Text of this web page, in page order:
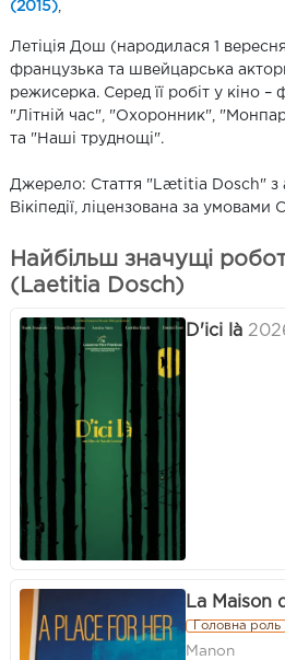
(2015)
Летіція Дош (народилася 1
французька та швейцарська
режисерка. Серед її робіт у кіно –
"Літній час", "Охоронник",
та "Наші труднощі".
Джерело: Стаття "Lætitia Dosch" з
Вікіпедії, ліцензована за умовами
Найбільш значущі
(Laetitia Dosch)
D'ici là
La Maison
Головна роль
Manon